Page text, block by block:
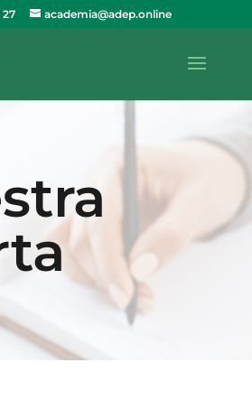
27 academia@adep.online